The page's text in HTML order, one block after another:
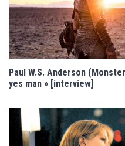
Paul W.S. Anderson
yes man » [interview]